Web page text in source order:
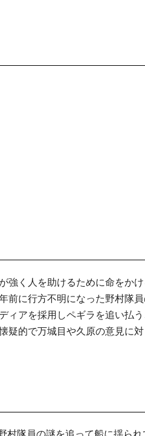
強く人を助けるために命をかけ
前に行方不明になった野村隊員
ィアを採用しペギラを追い払う
疑的で万城目や久原の意見に